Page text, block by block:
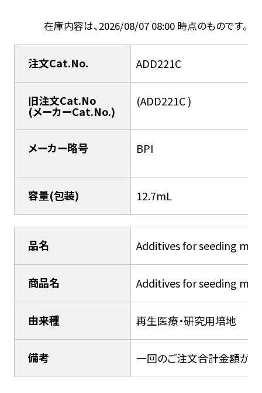
在庫内容は、2026/08/07 08:00 時点のものです。
注文Cat.No. ADD221C
旧注文Cat.No
(メーカーCat.No.)
(ADD221C )
メーカー略号 BPI
容量(包装) 12.7mL
品名 Additives for seeding
商品名 Additives for seeding
由来種 再生医療・研究用培地
備考 一回のご注文合計金額が